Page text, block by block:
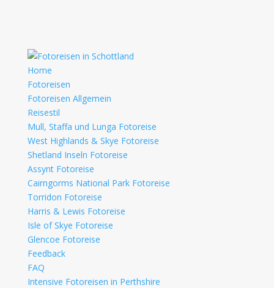
Home
Fotoreisen
Fotoreisen Allgemein
Reisestil
Mull, Staffa und Lunga Fotoreise
West Highlands & Skye Fotoreise
Shetland Inseln Fotoreise
Assynt Fotoreise
Cairngorms National Park Fotoreise
Torridon Fotoreise
Harris & Lewis Fotoreise
Isle of Skye Fotoreise
Glencoe Fotoreise
Feedback
FAQ
Intensive Fotoreisen in Perthshire